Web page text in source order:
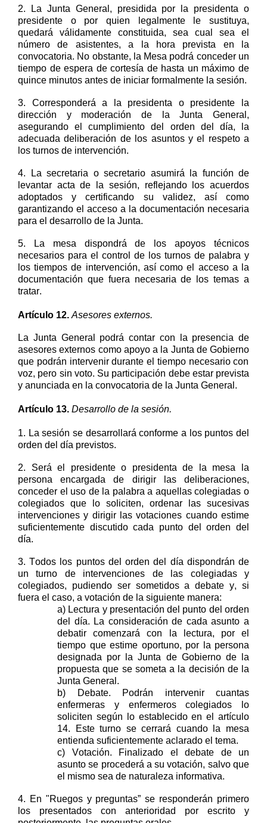
2. La Junta General, presidida por
la presidenta o
presidente o por quien legalmente le sustituya,
quedará válidamente constituida, sea cual sea el
número de asistentes, a la hora prevista en la
convocatoria. No obstante, la Mesa podrá concederun
tiempo de espera de cortesía de hasta un máximo de
quince minutos antes de iniciar formalmente la sesión.
3. Corresponderá a la presidenta o presidente la
dirección y moderación de la Junta General,
asegurando el cumplimiento del orden del día, la
adecuada deliberación de los asuntos y el respeto a
los turnos de intervención.
4. La secretaria o secretario asumirá la función de
levantar acta de la sesión, reflejando los acuerdos
adoptados y certificando su validez, así como
garantizando el acceso a la documentación necesaria
para el desarrollo de la Junta.
5.
La mesa dispondrá de los apoyos técnicos
necesarios para el control de los turnos de palabra y
los tiempos de intervención, así como el acceso a la
documentación que fuera necesaria de los temas a
tratar.
Artículo 12. Asesores externos.
La Junta General podrá contar con la presencia de
asesores externos como apoyo a la Junta de Gobierno
que podrán intervenir durante el tiempo necesario con
voz, pero sin voto. Su participación debe estar prevista
y anunciada en la convocatoria de la Junta General .
Artículo 13. Desarrollo de la sesión.
1. La sesión se desarrollará conformea los puntos del
orden del día previstos.
2. Será el presidenteo presidenta de la mesa
la
persona encargada de dirigir las deliberaciones,
conceder el uso de la palabra a aquellas colegiadas o
colegiados que lo soliciten, ordenar las sucesivas
intervenciones y dirigir las votaciones cuando estime
suficientemente discutido cada punto del orden del
día.
3.Todos los puntos del orden del día dispondrán de
un turno de intervenciones de las colegiadas y
colegiados, pudiendo ser sometidos a debate y, si
fuera el caso, a votación de la siguiente manera:
a) Lectura y presentación del punto del orden
del día. La consideración de cada asunto a
debatir comenzará con la lectura, por el
tiempo que estime oportuno, por la persona
designada por la Junta de Gobierno de la
propuesta que se someta a la decisión de la
Junta General.
b) Debate. Podrán intervenir cuantas
enfermeras y enfermeroscolegiados lo
soliciten según lo establecido en el artículo
14. Este turno se cerrará cuando la mesa
entienda suficientemente aclarado el tema.
c) Votación. Finalizado el debate de un
asunto se procederá a su votación, salvo que
el mismo sea de naturaleza informativa.
4. En "Ruegosy preguntas” se responderán primero
los presentados con anterioridad por escrito
y